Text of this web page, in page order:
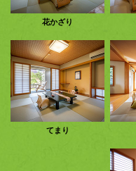
花かざり
てまり